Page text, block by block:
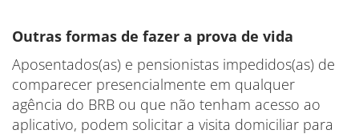
Outras formas de fazer a prova de vida
Aposentados(as) e pensionistas impedidos(as) de
comparecer presencialmente em qualquer
agência do BRB ou que não tenham acesso ao
aplicativo, podem solicitar a visita domiciliar para